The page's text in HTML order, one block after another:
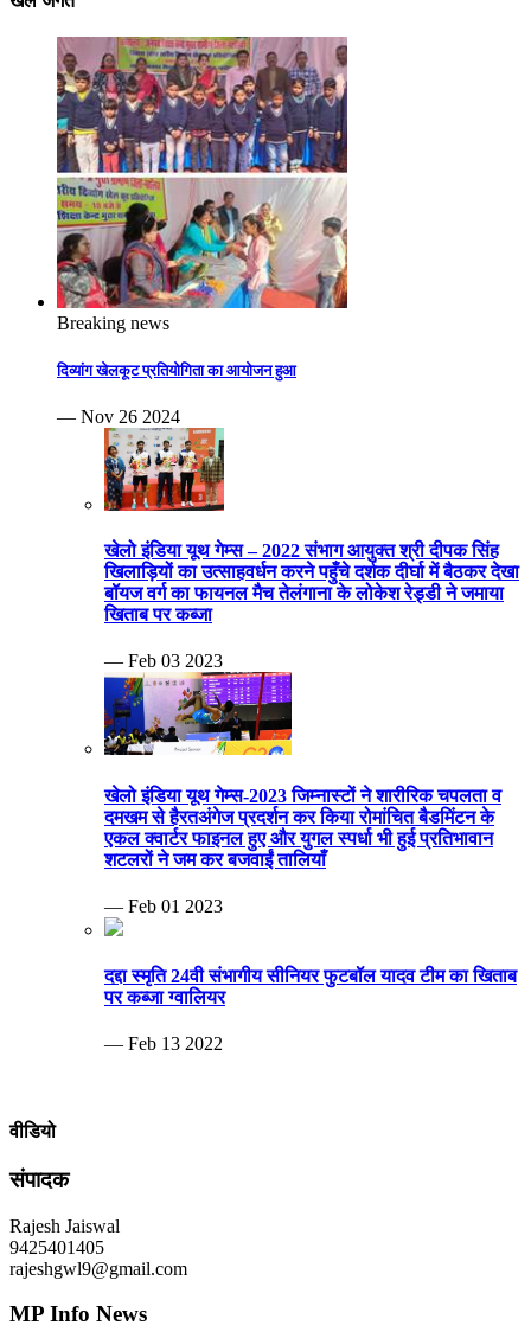
Breaking news
दिव्यांग खेलकूट प्रतियोगिता का आयोजन हुआ
— Nov 26 2024
खेलो इंडिया यूथ गेम्स – 2022 संभाग आयुक्त श्री दीपक सिंह
खिलाड़ियों का उत्साहवर्धन करने पहुँचे दर्शक दीर्घा में बैठकर देखा
बॉयज वर्ग का फायनल मैच तेलंगाना के लोकेश रेड्डी ने जमाया
खिताब पर कब्जा
— Feb 03 2023
खेलो इंडिया यूथ गेम्स-2023 जिम्नास्टों ने शारीरिक चपलता व
दमखम से हैरतअंगेज प्रदर्शन कर किया रोमांचित बैडमिंटन के
एकल क्वार्टर फाइनल हुए और युगल स्पर्धा भी हुई प्रतिभावान
शटलरों ने जम कर बजवाईं तालियाँ
— Feb 01 2023
दद्दा स्मृति 24वी संभागीय सीनियर फुटबॉल यादव टीम का खिताब
पर कब्जा ग्वालियर
— Feb 13 2022
वीडियो
संपादक
Rajesh Jaiswal
9425401405
rajeshgwl9@gmail.com
MP Info News